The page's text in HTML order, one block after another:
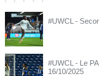
#UWCL -
#UWCL - Le
16/10/2025